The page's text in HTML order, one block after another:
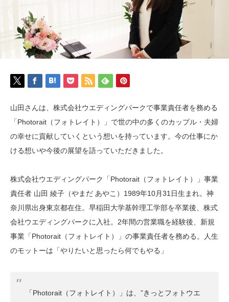
山田さんは、株式会社ウエディングパークで事業責任者を務める
「Photorait（フォトレイト）」で世の中の多くのカップル・夫婦
の幸せに貢献していくという想いを持っています。今の仕事にか
ける想いや今後の展望を語っていただきました。
株式会社ウエディングパーク「Photorait（フォトレイト）」事業
責任者 山田 綾子（やまだ あやこ）1989年10月31日生まれ。神
奈川県出身東京都在住。早稲田大学基幹理工学部を卒業後、株式
会社ウエディングパークに入社。2年間の営業職を経験後、新規
事業「Photorait（フォトレイト）」の事業責任者を務める。人生
のモットーは「やりたいと思ったら何でもやる」
「Photorait（フォトレイト）」は、”きっとフォトウエ